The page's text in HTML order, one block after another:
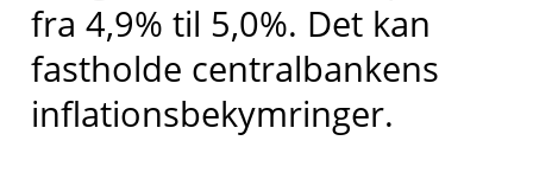
fra 4,9% til 5,0%. Det kan
fastholde centralbankens
inflationsbekymringer.